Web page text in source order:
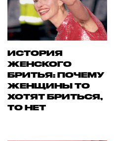
ИСТОРИЯ
ЖЕНСКОГО
БРИТЬЯ: ПОЧЕМУ
ЖЕНЩИНЫ ТО
ХОТЯТ БРИТЬСЯ,
ТО НЕТ